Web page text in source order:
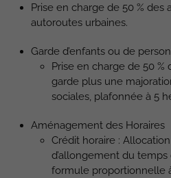
Prise en charge de 50 % des
autoroutes urbaines.
Garde d’enfants ou de
Prise en charge de 50
garde plus une
sociales, plafonnée à 5
Aménagement des Horaires
Crédit horaire :
d’allongement du
formule proportionnelle